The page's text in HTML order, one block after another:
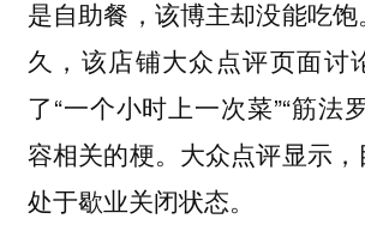
是自助餐，该博主却没能吃
久，该店铺大众点评页面讨
了“一个小时上一次菜”“筋法
容相关的梗。大众点评显示
处于歇业关闭状态。